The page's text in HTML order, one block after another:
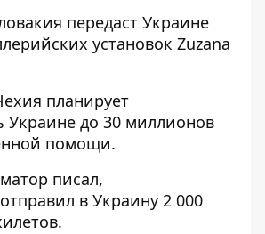
передаст Украине
установок Zuzana
планирует
Украине до 30 миллионов
помощи.
писал,
отправил в Украину 2 000
.